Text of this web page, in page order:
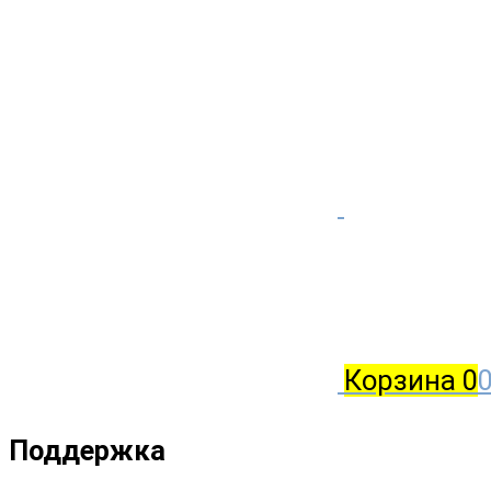
Корзина 0
Поддержка